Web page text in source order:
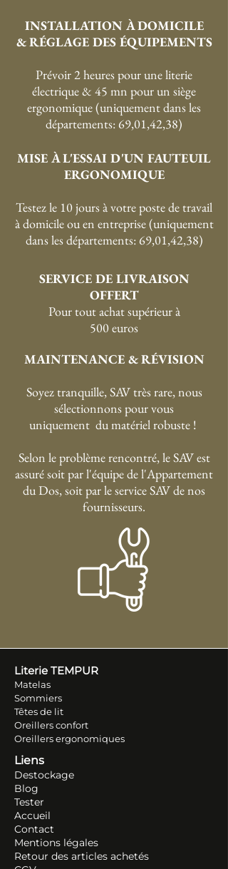
INSTALLATION À DOMICILE
& RÉGLAGE DES ÉQUIPEMENTS
Prévoir 2 heures pour une literie
électrique & 45 mn pour un siège
ergonomique (uniquement dans les
départements: 69,01,42,38)
MISE À L'ESSAI D'UN FAUTEUIL
ERGONOMIQUE
Testez le 10 jours à votre poste de travail
à domicile ou en entreprise (uniquement
dans les départements: 69,01,42,38)
SERVICE DE LIVRAISON
OFFERT
Pour tout achat supérieur à
500 euros
MAINTENANCE & RÉVISION
Soyez tranquille, SAV très rare, nous
sélectionnons pour vous
uniquement du matériel robuste !
Selon le problème rencontré, le SAV est
assuré soit par l'équipe de l'Appartement
du Dos, soit par le service SAV de nos
fournisseurs.
Literie TEMPUR
Matelas
Sommiers
Têtes de lit
Oreillers confort
Oreillers ergonomiques
Liens
Destockage
Blog
Tester
Accueil
Contact
Mentions légales
Retour des articles achetés